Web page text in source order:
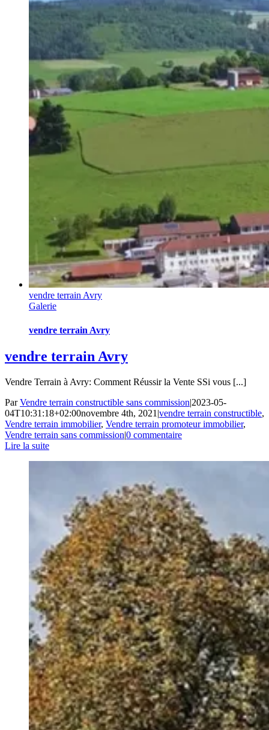
vendre terrain Avry
Galerie
vendre terrain Avry
vendre terrain Avry
Vendre Terrain à Avry: Comment Réussir la Vente SSi vous [...]
ParVendre terrain constructible sans commission|2023-05-
04T10:31:18+02:00novembre 4th, 2021 |vendre terrain constructible,
Vendre terrain immobilier, Vendre terrain promoteur immobilier,
Vendre terrain sans commission|0 commentaire
Lire la suite